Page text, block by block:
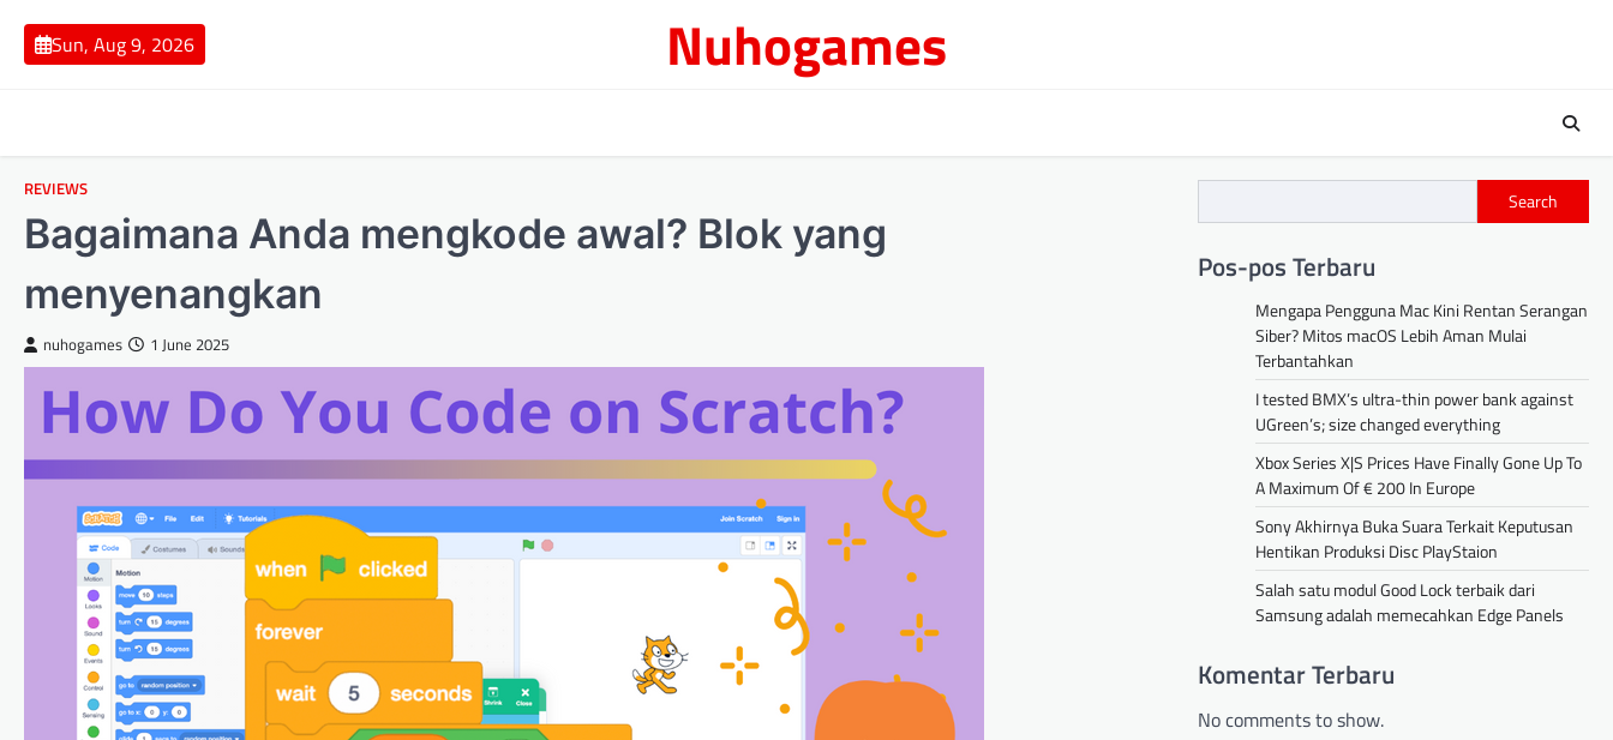
content
Sun, Aug 9, 2026 Nuhogames
REVIEWS
Bagaimana Anda mengkode awal? Blok yang
menyenangkan
nuhogames 1 June 2025
Search
Pos-pos Terbaru
Mengapa Pengguna Mac Kini Rentan Serangan
Siber? Mitos macOS Lebih Aman Mulai
Terbantahkan
I tested BMX’s ultra-thin power bank against
UGreen’s; size changed everything
Xbox Series X|S Prices Have Finally Gone Up To
A Maximum Of € 200 In Europe
Sony Akhirnya Buka Suara Terkait Keputusan
Hentikan Produksi Disc PlayStaion
Salah satu modul Good Lock terbaik dari
Samsung adalah memecahkan Edge Panels
Komentar Terbaru
No comments to show.